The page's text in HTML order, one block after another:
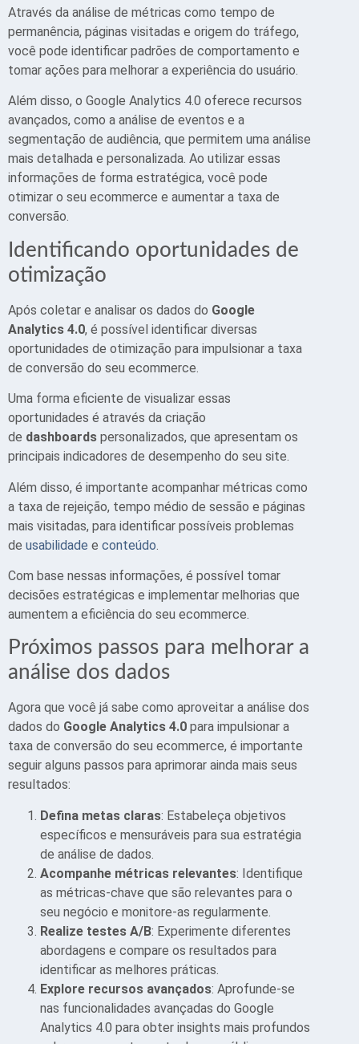
Através da análise de métricas como tempo de
permanência, páginas visitadas e origem do tráfego,
você pode identificar padrões de comportamento e
tomar ações para melhorar a experiência do usuário.
Além disso, o Google Analytics 4.0 oferece recursos
avançados, como a análise de eventos e a
segmentação de audiência, que permitem uma análise
mais detalhada e personalizada. Ao utilizar essas
informações de forma estratégica, você pode
otimizar o seu ecommerce e aumentar a taxa de
conversão.
Identificando oportunidades de
otimização
Após coletar e analisar os dados do Google
Analytics 4.0, é possível identificar diversas
oportunidades de otimização para impulsionar a taxa
de conversão do seu ecommerce.
Uma forma eficiente de visualizar essas
oportunidades é através da criação
de dashboards personalizados, que apresentam os
principais indicadores de desempenho do seu site.
Além disso, é importante acompanhar métricas como
a taxa de rejeição, tempo médio de sessão e páginas
mais visitadas, para identificar possíveis problemas
de usabilidade e conteúdo
Com base nessas informações, é possível tomar
decisões estratégicas e implementar melhorias que
aumentem a eficiência do seu ecommerce.
Próximos passos para melhorar a
análise dos dados
Agora que você já sabe como aproveitar a análise dos
dados do Google Analytics 4.0 para impulsionar a
taxa de conversão do seu ecommerce, é importante
seguir alguns passos para aprimorar ainda mais seus
resultados:
Defina metas claras: Estabeleça objetivos
específicos e mensuráveis para sua estratégia
de análise de dados.
Acompanhe métricas relevantes: Identifique
as métricas-chave que são relevantes para o
seu negócio e monitore-as regularmente.
Realize testes A/B: Experimente diferentes
abordagens e compare os resultados para
identificar as melhores práticas.
Explore recursos avançados: Aprofunde-se
nas funcionalidades avançadas do Google
Analytics 4.0 para obter insights mais profundos